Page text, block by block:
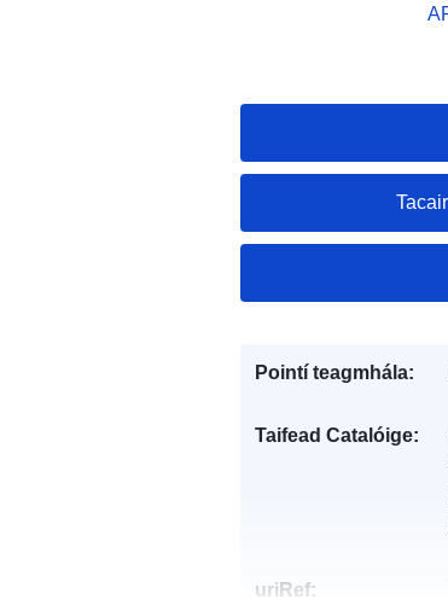
Pointí teagmhála:
Taifead Catalóige:
uriRef: